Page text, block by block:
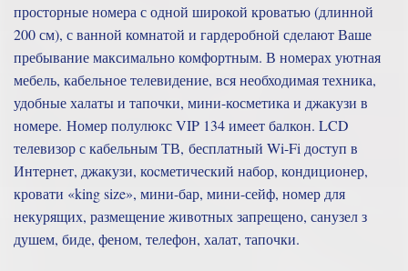
просторные номера с одной широкой кроватью (длинной
200 см), с ванной комнатой и гардеробной сделают Ваше
пребывание максимально комфортным. В номерах уютная
мебель, кабельное телевидение, вся необходимая техника,
удобные халаты и тапочки, мини-косметика и джакузи в
номере. Номер полулюкс VIP 134 имеет балкон. LCD
телевизор с кабельным ТВ, бесплатный Wi-Fi доступ в
Интернет, джакузи, коcметический набор, кондиционер,
кровати «king size», мини-бар, мини-сейф, номер для
некурящих, размещение животных запрещено, санузел з
душем, биде, феном, телефон, халат, тапочки.